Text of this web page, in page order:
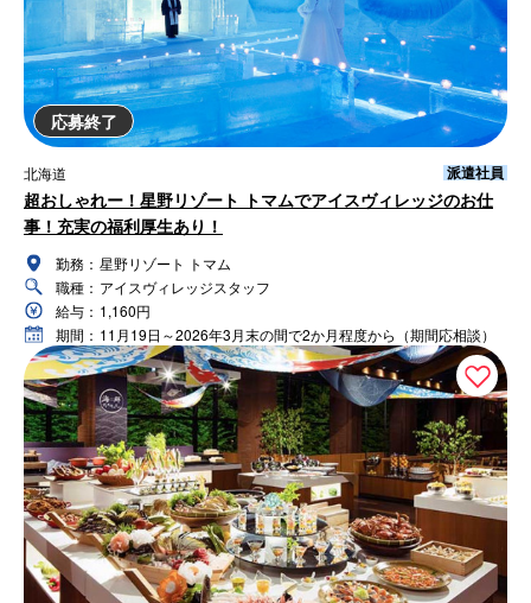
応募終了
北海道 派遣社員
超おしゃれー！星野リゾート トマムでアイスヴィレッジのお仕
事！充実の福利厚生あり！
勤務： 星野リゾート トマム
職種： アイスヴィレッジスタッフ
給与： 1,160円
期間： 11月19日～2026年3月末の間で2か月程度から（期間応相談）